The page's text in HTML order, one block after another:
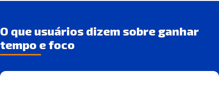
O que usuários dizem sobre ganhar
tempo e foco